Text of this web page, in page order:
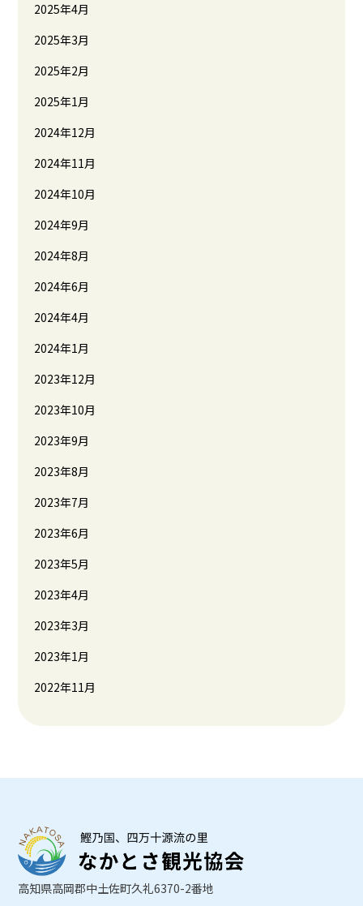
2025年4月
2025年3月
2025年2月
2025年1月
2024年12月
2024年11月
2024年10月
2024年9月
2024年8月
2024年6月
2024年4月
2024年1月
2023年12月
2023年10月
2023年9月
2023年8月
2023年7月
2023年6月
2023年5月
2023年4月
2023年3月
2023年1月
2022年11月
高知県高岡郡中土佐町久礼6370-2番地